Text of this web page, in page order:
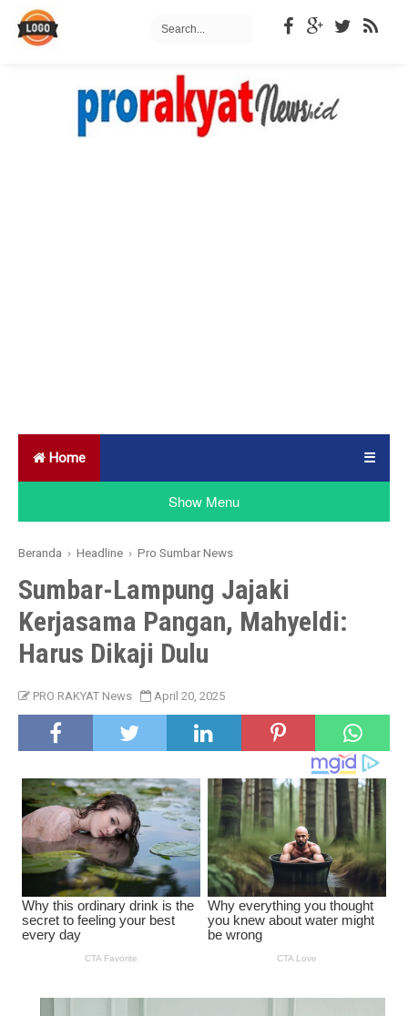
Home ☰
Show Menu
Beranda ›Headline ›Pro Sumbar News
Sumbar-Lampung Jajaki
Kerjasama Pangan, Mahyeldi:
Harus Dikaji Dulu
PRO RAKYAT News April 20, 2025